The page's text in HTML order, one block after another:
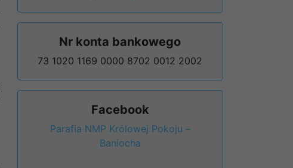
Nr konta bankowego
73 1020 1169 0000 8702 0012 2002
Facebook
Parafia NMP Królowej Pokoju –
Baniocha